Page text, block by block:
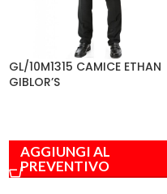
GL/10M1315 CAMICE ETHAN
GIBLOR’S
AGGIUNGI AL
PREVENTIVO